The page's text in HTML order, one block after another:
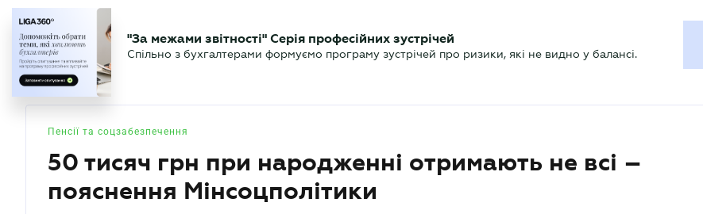
БУХГАЛТЕР Новини Аналітика Календар Актуально
"За межами звітності" Серія професійних зустрічей
Спільно з бухгалтерами формуємо програму зустрічей про ризики, які не видно у балансі.
Пенсії та соцзабезпечення
50 тисяч грн при народженні отримають не всі –
пояснення Мінсоцполітики